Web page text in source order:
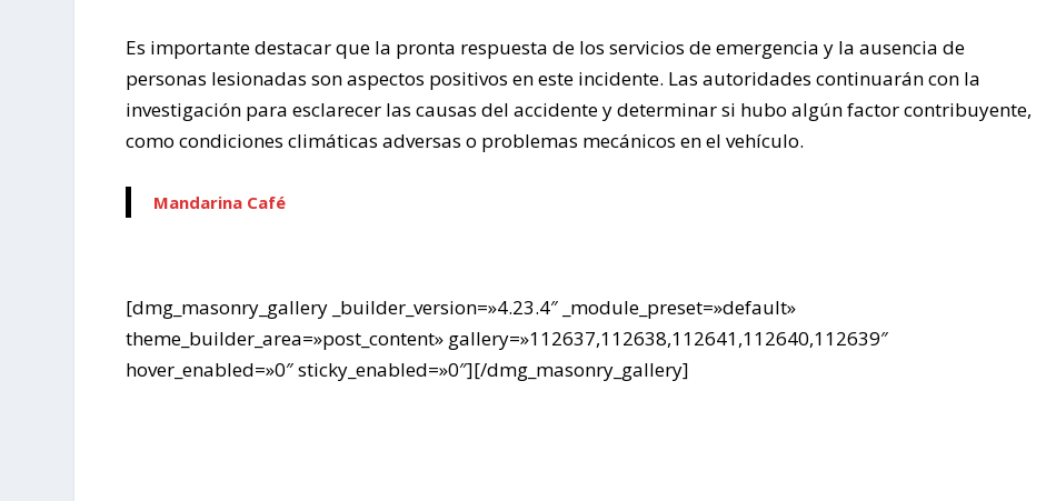
Es importante destacar que la pronta respuesta de los servicios de emergencia y la ausencia de
personas lesionadas son aspectos positivos en este incidente. Las autoridades continuarán con la
investigación para esclarecer las causas del accidente y determinar si hubo algún factor contribuyente,
como condiciones climáticas adversas o problemas mecánicos en el vehículo.
Mandarina Café
[dmg_masonry_gallery _builder_version=»4.23.4″ _module_preset=»default»
theme_builder_area=»post_content» gallery=»112637,112638,112641,112640,112639″
hover_enabled=»0″ sticky_enabled=»0″][/dmg_masonry_gallery]